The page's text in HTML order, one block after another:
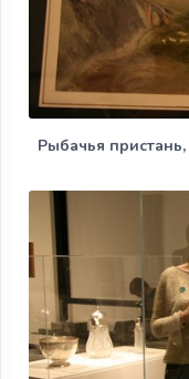
Рыбачья